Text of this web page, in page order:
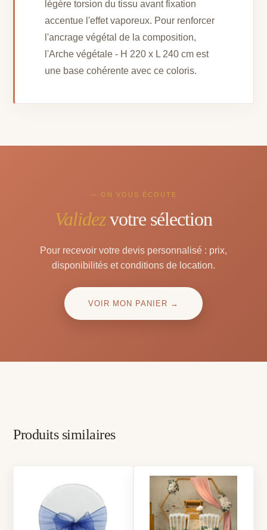
légère torsion du tissu avant fixation
accentue l'effet vaporeux. Pour renforcer
l'ancrage végétal de la composition,
l'Arche végétale - H 220 x L 240 cm est
une base cohérente avec ce coloris.
— ON VOUS ÉCOUTE
Validezvotre sélection
Pour recevoir votre devis personnalisé : prix,
disponibilités et conditions de location.
VOIR MON PANIER →
Produits similaires